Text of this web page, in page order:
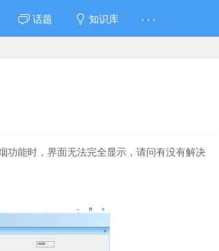
话题 知识库 · · ·
功能时，界面无法完全显示，请问有没有解决